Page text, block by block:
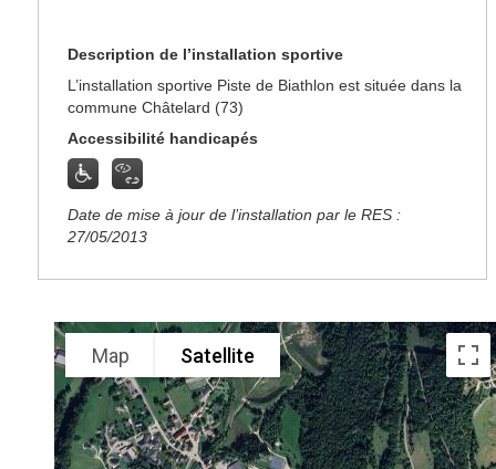
Description de l’installation sportive
L’installation sportive Piste de Biathlon est située dans la
commune Châtelard (73)
Accessibilité handicapés
Date de mise à jour de l’installation par le RES :
27/05/2013
Map Satellite